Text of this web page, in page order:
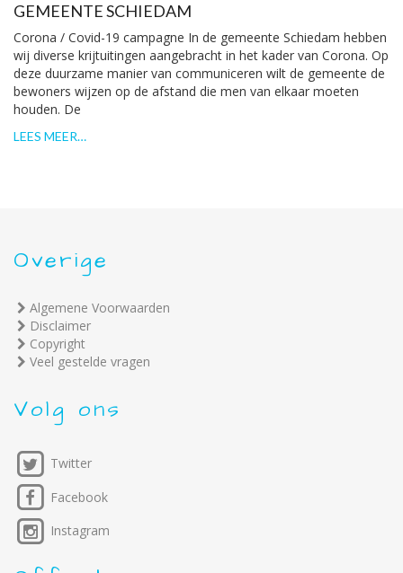
GEMEENTE SCHIEDAM
Corona / Covid-19 campagne In de gemeente Schiedam hebben
wij diverse krijtuitingen aangebracht in het kader van Corona. Op
deze duurzame manier van communiceren wilt de gemeente de
bewoners wijzen op de afstand die men van elkaar moeten
houden. De
LEES MEER…
Overige
Algemene Voorwaarden
Disclaimer
Copyright
Veel gestelde vragen
Volg ons
Twitter
Facebook
Instagram